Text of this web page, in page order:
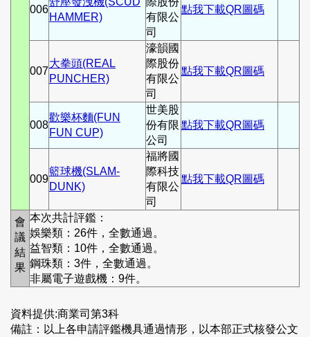
006
HAMMER)
有限公
司
點我下載QR圖碼
007
大拳頭(REAL
PUNCHER)
濠韻國
際股份
有限公
司
點我下載QR圖碼
008
歡樂杯麵(FUN
FUN CUP)
世美股
份有限
公司
點我下載QR圖碼
009
籃球機(SLAM-
DUNK)
福將國
際科技
有限公
司
點我下載QR圖碼
會
議
結
果
本次共計評鑑：
娛樂類：26件，全數通過。
益智類：10件，全數通過。
鋼珠類：3件，全數通過。
非屬電子遊戲機：9件。
資料提供:商業司第3科
備註：以上各申請評鑑機具通過情形，以本部正式核發公文